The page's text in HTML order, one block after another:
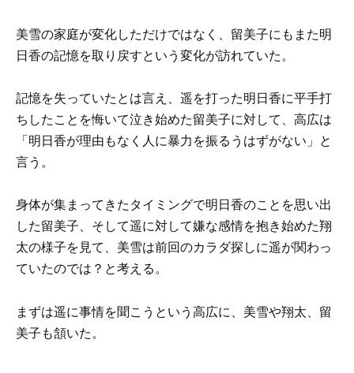
美雪の家庭が変化しただけではなく、留美子にもまた明
日香の記憶を取り戻すという変化が訪れていた。
記憶を失っていたとは言え、遥を打った明日香に平手打
ちしたことを悔いて泣き始めた留美子に対して、高広は
「明日香が理由もなく人に暴力を振るうはずがない」と
言う。
身体が集まってきたタイミングで明日香のことを思い出
した留美子、そして遥に対して嫌な感情を抱き始めた翔
太の様子を見て、美雪は前回のカラダ探しに遥が関わっ
ていたのでは？と考える。
まずは遥に事情を聞こうという高広に、美雪や翔太、留
美子も頷いた。